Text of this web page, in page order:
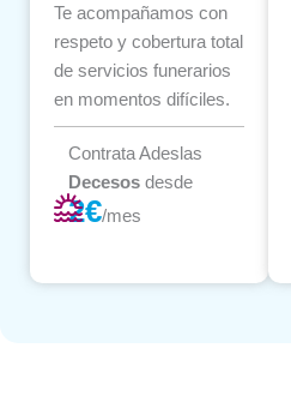
Te acompañamos con
respeto y cobertura total
de servicios funerarios
en momentos difíciles.
Contrata Adeslas
Decesosdesde
2€/mes